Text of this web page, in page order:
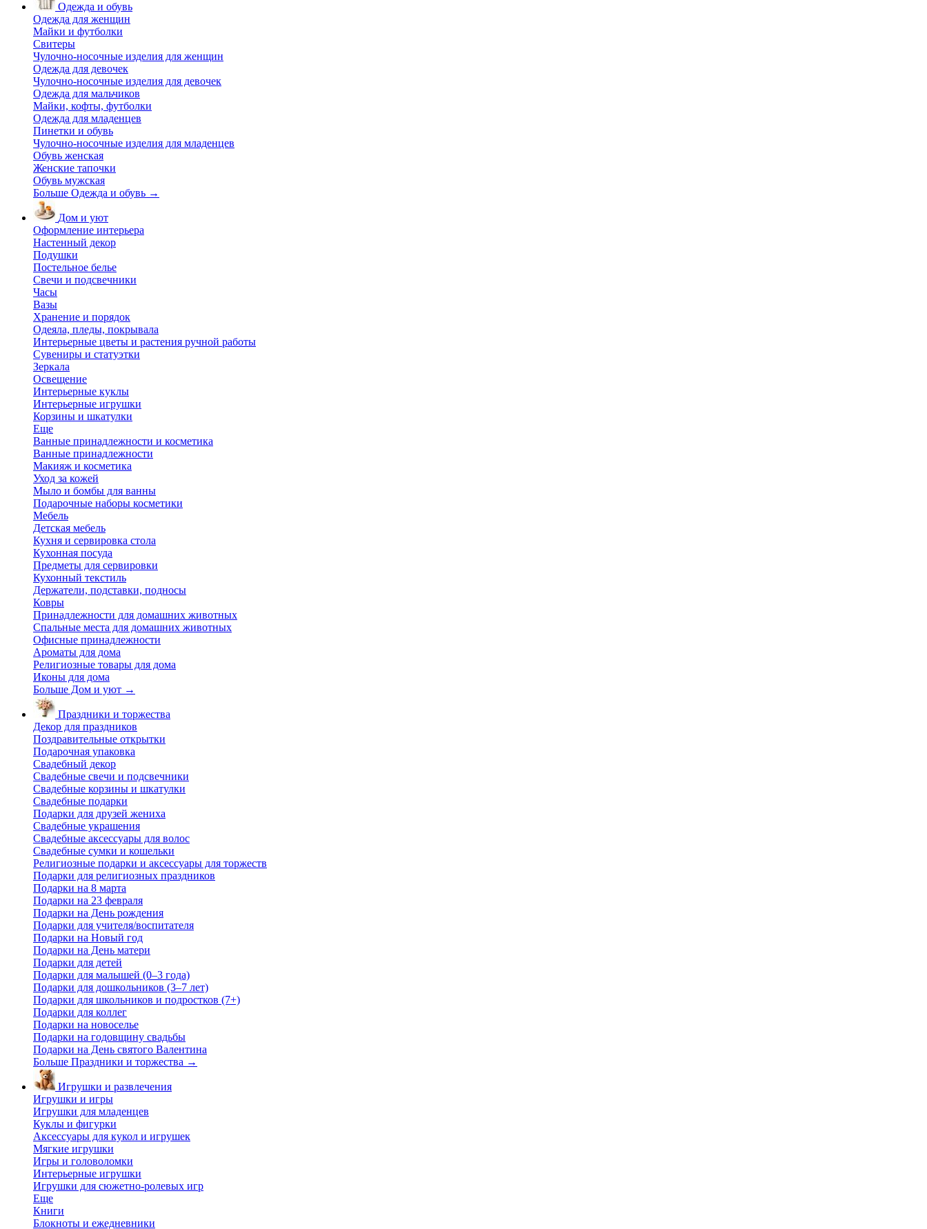
Одежда и обувь
Одежда для женщин
Майки и футболки
Свитеры
Чулочно-носочные изделия для женщин
Одежда для девочек
Чулочно-носочные изделия для девочек
Одежда для мальчиков
Майки, кофты, футболки
Одежда для младенцев
Пинетки и обувь
Чулочно-носочные изделия для младенцев
Обувь женская
Женские тапочки
Обувь мужская
Больше Одежда и обувь →
Дом и уют
Оформление интерьера
Настенный декор
Подушки
Постельное белье
Свечи и подсвечники
Часы
Вазы
Хранение и порядок
Одеяла, пледы, покрывала
Интерьерные цветы и растения ручной работы
Сувениры и статуэтки
Зеркала
Освещение
Интерьерные куклы
Интерьерные игрушки
Корзины и шкатулки
Еще
Ванные принадлежности и косметика
Ванные принадлежности
Макияж и косметика
Уход за кожей
Мыло и бомбы для ванны
Подарочные наборы косметики
Мебель
Детская мебель
Кухня и сервировка стола
Кухонная посуда
Предметы для сервировки
Кухонный текстиль
Держатели, подставки, подносы
Ковры
Принадлежности для домашних животных
Спальные места для домашних животных
Офисные принадлежности
Ароматы для дома
Религиозные товары для дома
Иконы для дома
Больше Дом и уют →
Праздники и торжества
Декор для праздников
Поздравительные открытки
Подарочная упаковка
Свадебный декор
Свадебные свечи и подсвечники
Свадебные корзины и шкатулки
Свадебные подарки
Подарки для друзей жениха
Свадебные украшения
Свадебные аксессуары для волос
Свадебные сумки и кошельки
Религиозные подарки и аксессуары для торжеств
Подарки для религиозных праздников
Подарки на 8 марта
Подарки на 23 февраля
Подарки на День рождения
Подарки для учителя/воспитателя
Подарки на Новый год
Подарки на День матери
Подарки для детей
Подарки для малышей (0–3 года)
Подарки для дошкольников (3–7 лет)
Подарки для школьников и подростков (7+)
Подарки для коллег
Подарки на новоселье
Подарки на годовщину свадьбы
Подарки на День святого Валентина
Больше Праздники и торжества →
Игрушки и развлечения
Игрушки и игры
Игрушки для младенцев
Куклы и фигурки
Аксессуары для кукол и игрушек
Мягкие игрушки
Игры и головоломки
Интерьерные игрушки
Игрушки для сюжетно-ролевых игр
Еще
Книги
Блокноты и ежедневники